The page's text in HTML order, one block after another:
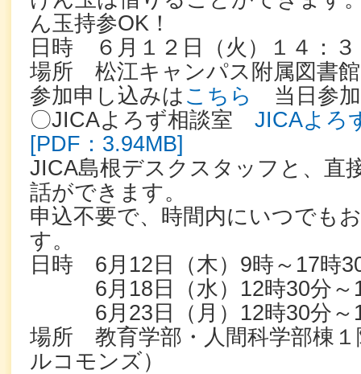
ん玉持参OK！
日時 ６月１２日（火）１４：３
場所 松江キャンパス附属図
参加申し込みは こちら
当日参
〇JICAよろず相談室 JICAよろ
[PDF：3.94MB]
JICA島根デスクスタッフと、直
話ができます。
申込不要で、時間内にいつでも
す。
日時 6月12日（木）9時～17時
6月18日（水）12時30分～
6月23日（月）12時30分～
場所 教育学部・人間科学部棟１
ルコモンズ）